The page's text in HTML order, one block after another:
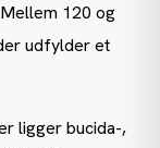
120 og
udfylder et
ligger bucida-,